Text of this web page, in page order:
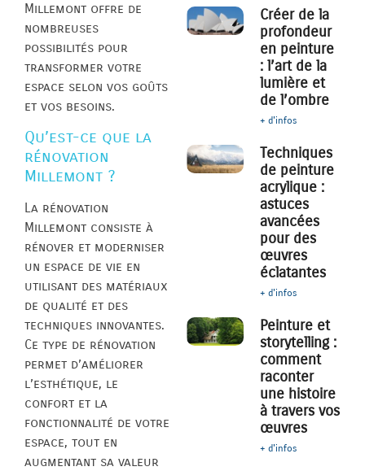
Millemont offre de
nombreuses
possibilités pour
transformer votre
espace selon vos goûts
et vos besoins.
Qu’est-ce que la
rénovation
Millemont ?
La rénovation
Millemont consiste à
rénover et moderniser
un espace de vie en
utilisant des matériaux
de qualité et des
techniques innovantes.
Ce type de rénovation
permet d’améliorer
l’esthétique, le
confort et la
fonctionnalité de votre
espace, tout en
augmentant sa valeur
Créer de la
profondeur
en peinture
: l’art de la
lumière et
de l’ombre
+ d'infos
Techniques
de peinture
acrylique :
astuces
avancées
pour des
œuvres
éclatantes
+ d'infos
Peinture et
storytelling :
comment
raconter
une histoire
à travers vos
œuvres
+ d'infos